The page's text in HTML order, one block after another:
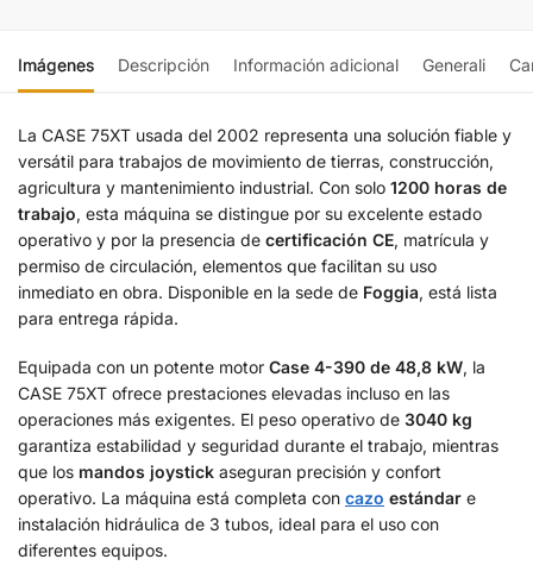
Imágenes Descripción Información adicional Generali
La CASE 75XT usada del 2002 representa una solución fiable y
versátil para trabajos de movimiento de tierras, construcción,
agricultura y mantenimiento industrial. Con solo 1200 horas de
trabajo, esta máquina se distingue por su excelente estado
operativo y por la presencia de certificación CE, matrícula y
permiso de circulación, elementos que facilitan su uso
inmediato en obra. Disponible en la sede de Foggia, está lista
para entrega rápida.
Equipada con un potente motor Case 4-390 de 48,8 kW, la
CASE 75XT ofrece prestaciones elevadas incluso en las
operaciones más exigentes. El peso operativo de 3040 kg
garantiza estabilidad y seguridad durante el trabajo, mientras
que los mandos joystick aseguran precisión y confort
operativo. La máquina está completa con cazo estándar e
instalación hidráulica de 3 tubos, ideal para el uso con
diferentes equipos.